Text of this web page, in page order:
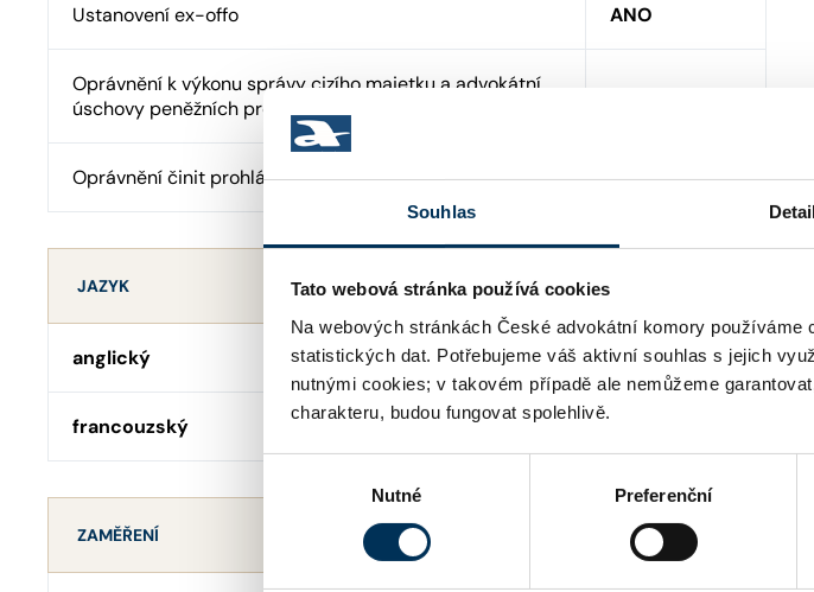
Souhlas
Tato webová stránka používá cookies
Na webových stránkách České advokátní komory
statistických dat. Potřebujeme váš aktivní souhlas s jejich
nutnými cookies; v takovém případě ale nemůžeme
charakteru, budou fungovat spolehlivě.
souhlasu
Nutné Preferenční
Ustanovení ex-offo ANO
Oprávnění k výkonu správy cizího majetku a advokátní
úschovy peněžních prostředků
Oprávnění činit prohlášení o pravosti podpisu ANO
JAZYK
anglický
francouzský
ZAMĚŘENÍ